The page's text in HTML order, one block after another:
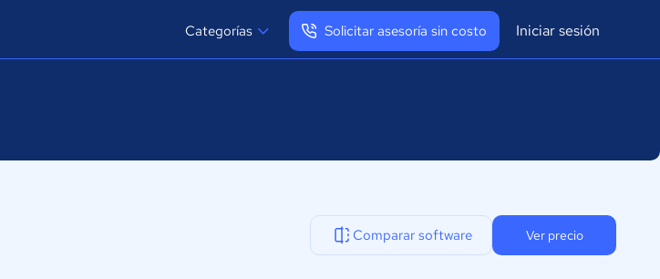
Categorías Solicitar asesoría sin costo Iniciar sesión
Comparar software Ver precio